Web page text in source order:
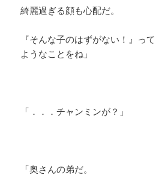
綺麗過ぎる顔も心配だ。
『そんな子のはずがない！』っ
ようなことをね」
「．．．チャンミンが？」
「奥さんの弟だ。